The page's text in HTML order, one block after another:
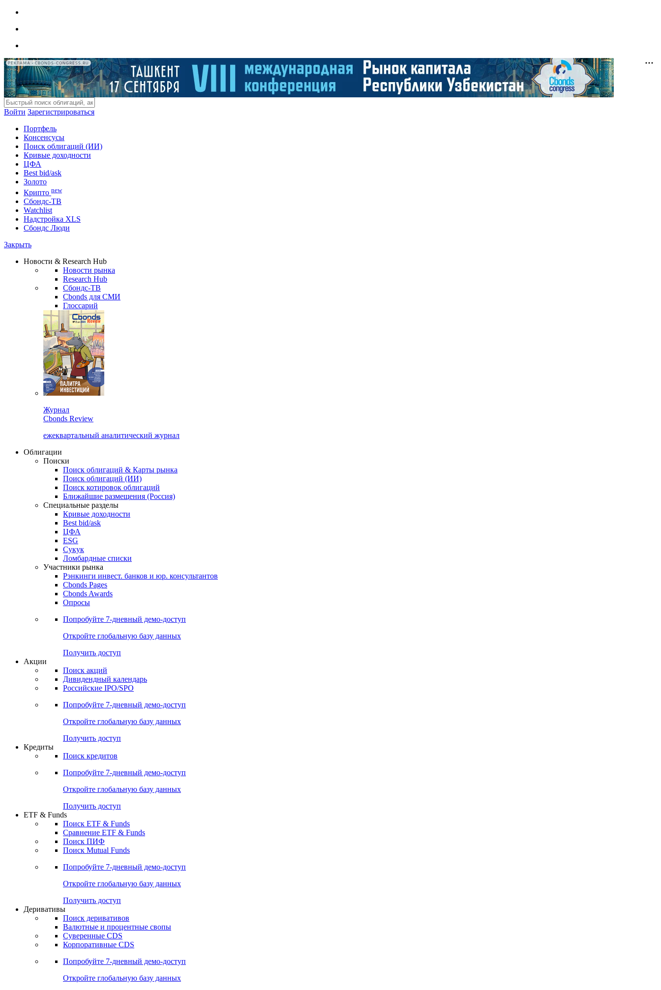
РЕКЛАМА • CBONDS-CONGRESS.RU
Войти Зарегистрироваться
Портфель
Консенсусы
Поиск облигаций (ИИ)
Кривые доходности
ЦФА
Best bid/ask
Золото
Крипто new
Сбондс-ТВ
Watchlist
Надстройка XLS
Сбондс Люди
Закрыть
Новости & Research Hub
Новости рынка
Research Hub
Сбондс-ТВ
Cbonds для СМИ
Глоссарий
Журнал
Cbonds Review
ежеквартальный аналитический журнал
Облигации
Поиски
Поиск облигаций & Карты рынка
Поиск облигаций (ИИ)
Поиск котировок облигаций
Ближайшие размещения (Россия)
Специальные разделы
Кривые доходности
Best bid/ask
ЦФА
ESG
Сукук
Ломбардные списки
Участники рынка
Рэнкинги инвест. банков и юр. консультантов
Cbonds Pages
Cbonds Awards
Опросы
Попробуйте 7-дневный демо-доступ
Откройте глобальную базу данных
Получить доступ
Акции
Поиск акций
Дивидендный календарь
Российские IPO/SPO
Попробуйте 7-дневный демо-доступ
Откройте глобальную базу данных
Получить доступ
Кредиты
Поиск кредитов
Попробуйте 7-дневный демо-доступ
Откройте глобальную базу данных
Получить доступ
ETF & Funds
Поиск ETF & Funds
Сравнение ETF & Funds
Поиск ПИФ
Поиск Mutual Funds
Попробуйте 7-дневный демо-доступ
Откройте глобальную базу данных
Получить доступ
Деривативы
Поиск деривативов
Валютные и процентные свопы
Суверенные CDS
Корпоративные CDS
Попробуйте 7-дневный демо-доступ
Откройте глобальную базу данных